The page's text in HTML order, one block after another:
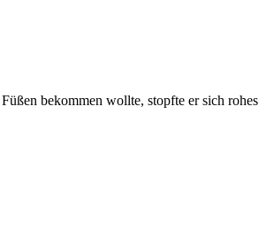
bekommen wollte, stopfte er sich rohes